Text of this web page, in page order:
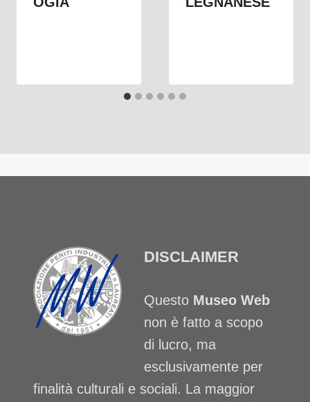
DISCLAIMER
Questo Museo Web
non è fatto a scopo
di lucro, ma
esclusivamente per
finalità culturali e sociali. La maggior